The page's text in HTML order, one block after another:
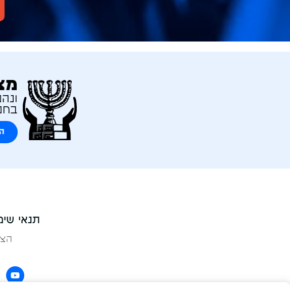
תנאי